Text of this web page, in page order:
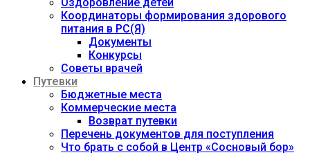
Координаторы формирования здорового
питания в РС(Я)
Документы
Конкурсы
Советы врачей
Путевки
Бюджетные места
Коммерческие места
Возврат путевки
Перечень документов для поступления
Что брать с собой в Центр «Сосновый бор»